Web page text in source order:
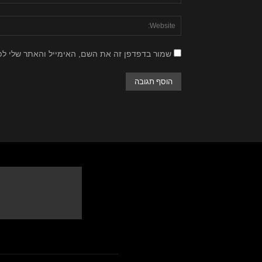
שמור בדפדפן זה את השם, האימייל והאתר שלי